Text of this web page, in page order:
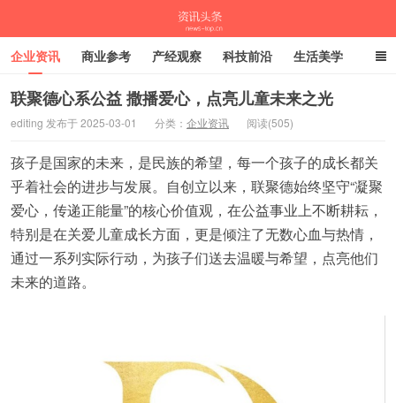
企业资讯 商业参考 产经观察 科技前沿 生活美学
时尚潮流 母婴亲子 专栏
联聚德心系公益 撒播爱心，点亮儿童未来之光
editing 发布于 2025-03-01 分类： 企业资讯 阅读(505)
孩子是国家的未来，是民族的希望，每一个孩子的成长都关
乎着社会的进步与发展。自创立以来，联聚德始终坚守“凝聚
爱心，传递正能量”的核心价值观，在公益事业上不断耕耘，
特别是在关爱儿童成长方面，更是倾注了无数心血与热情，
通过一系列实际行动，为孩子们送去温暖与希望，点亮他们
未来的道路。